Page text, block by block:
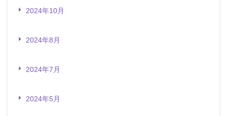
2024年10月
2024年8月
2024年7月
2024年5月